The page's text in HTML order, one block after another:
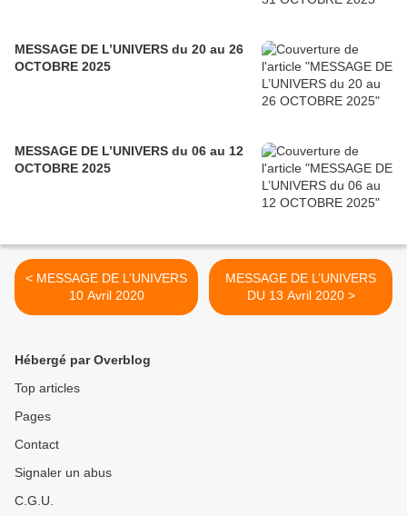
MESSAGE DE L’UNIVERS du 20 au 26
OCTOBRE 2025
MESSAGE DE L’UNIVERS du 06 au 12
OCTOBRE 2025
< MESSAGE DE L’UNIVERS
10 Avril 2020
MESSAGE DE L’UNIVERS
DU 13 Avril 2020 >
Hébergé par Overblog
Top articles
Pages
Contact
Signaler un abus
C.G.U.